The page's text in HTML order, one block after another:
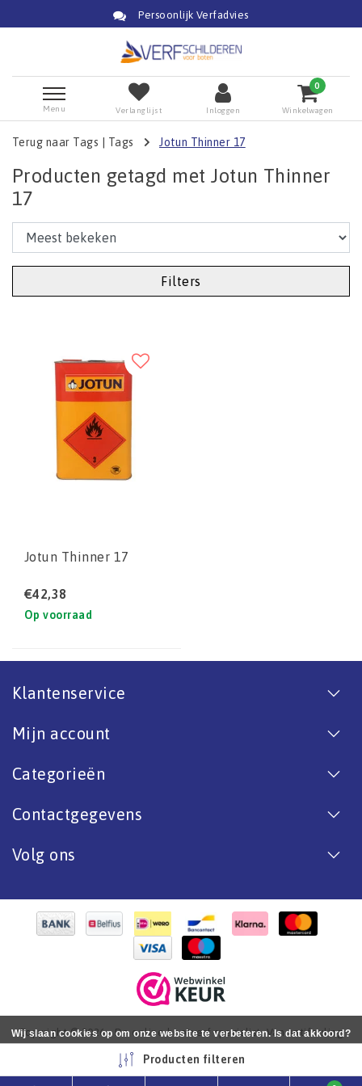
Persoonlijk Verfadvies
Menu Verlanglijst Inloggen
0
Winkelwagen
Terug naar Tags Tags Jotun Thinner 17
Producten getagd met Jotun Thinner
17
Filters
Jotun Thinner 17
€42,38
Op voorraad
Klantenservice
Mijn account
Categorieën
Contactgegevens
Volg ons
Copyright © 2026 - De online bootverf specialist. Van antifouling
tot aflak. - All rights reserved - RealizationInStijl Media
Producten filteren
Wij slaan cookies op om onze website te verbeteren. Is dat akkoord?
Nee Meer over cookies »